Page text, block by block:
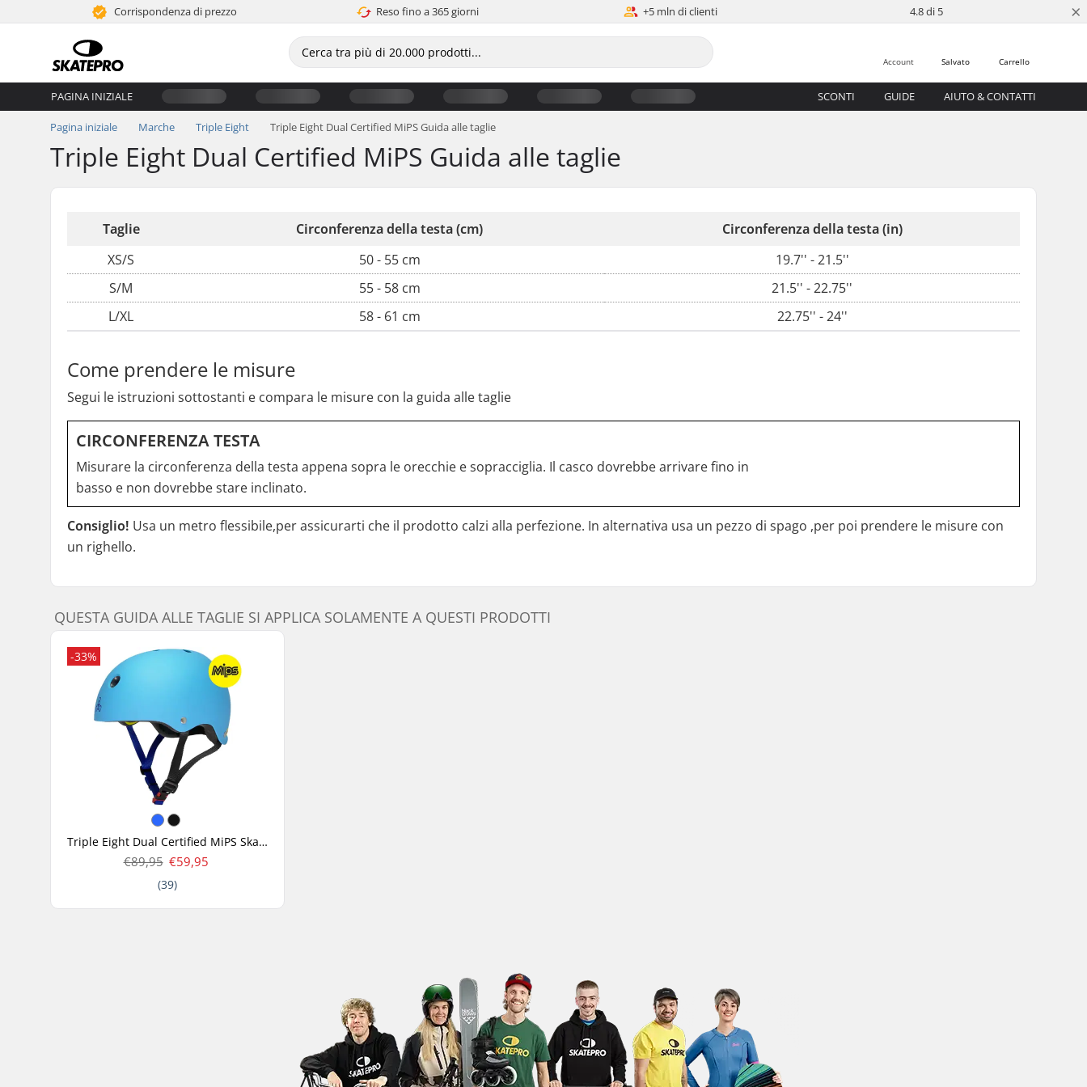
Corrispondenza di prezzo Reso fino a 365 giorni +5 mln di clienti 4.8 di 5 ×
Carrello
Salvato
Account
PAGINA INIZIALE SCONTI GUIDE AIUTO & CONTATTI
Pagina iniziale Marche Triple Eight Triple Eight Dual Certified MiPS Guida alle taglie
Triple Eight Dual Certified MiPS Guida alle taglie
Taglie Circonferenza della testa (cm)
Circonferenza della testa (in)
XS/S
50 - 55 cm
19.7'' - 21.5''
S/M
55 - 58 cm
21.5'' - 22.75''
L/XL
58 - 61 cm 22.75'' - 24''
Come prendere le misure
Segui le istruzioni sottostanti e compara le misure con la guida alle taglie
CIRCONFERENZA TESTA
Misurare la circonferenza della testa appena sopra le orecchie e sopracciglia. Il casco dovrebbe arrivare fino in
basso e non dovrebbe stare inclinato.
Consiglio! Usa un metro flessibile,per assicurarti che il prodotto calzi alla perfezione. In alternativa usa un pezzo di spago ,per poi prendere le misure con
un righello.
QUESTA GUIDA ALLE TAGLIE SI APPLICA SOLAMENTE A QUESTI PRODOTTI
-33%
Triple Eight Dual Certified MiPS Skate Casco
€89,95 €59,95
(39)